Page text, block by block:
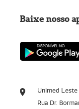
Unimed
Rua Dr.
Baixe nosso